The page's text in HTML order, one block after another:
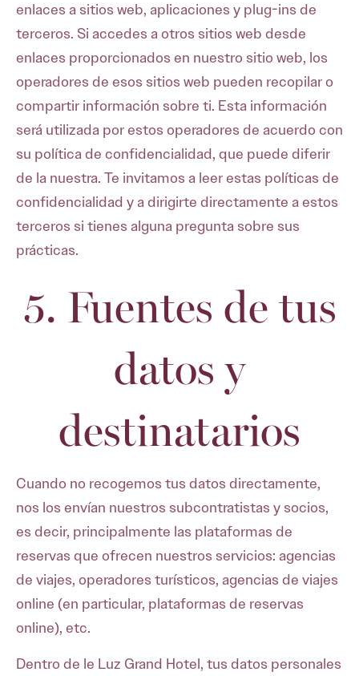
enlaces a sitios web, aplicaciones y plug-ins de
terceros. Si accedes a otros sitios web desde
enlaces proporcionados en nuestro sitio web, los
operadores de esos sitios web pueden recopilar o
compartir información sobre ti. Esta información
será utilizada por estos operadores de acuerdo con
su política de confidencialidad, que puede diferir
de la nuestra. Te invitamos a leer estas políticas de
confidencialidad y a dirigirte directamente a estos
terceros si tienes alguna pregunta sobre sus
prácticas.
5. Fuentes de tus
datos y
destinatarios
Cuando no recogemos tus datos directamente,
nos los envían nuestros subcontratistas y socios,
es decir, principalmente las plataformas de
reservas que ofrecen nuestros servicios: agencias
de viajes, operadores turísticos, agencias de viajes
online (en particular, plataformas de reservas
online), etc.
Dentro de le Luz Grand Hotel, tus datos personales